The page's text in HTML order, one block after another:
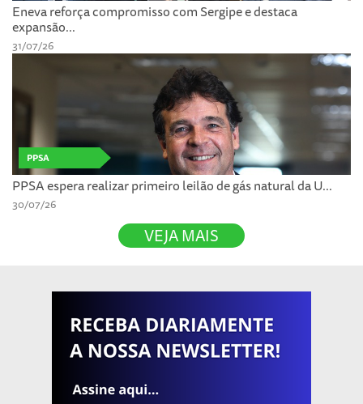
Eneva reforça compromisso com Sergipe e destaca
expansão...
31/07/26
PPSA
PPSA espera realizar primeiro leilão de gás natural da U...
30/07/26
VEJA MAIS